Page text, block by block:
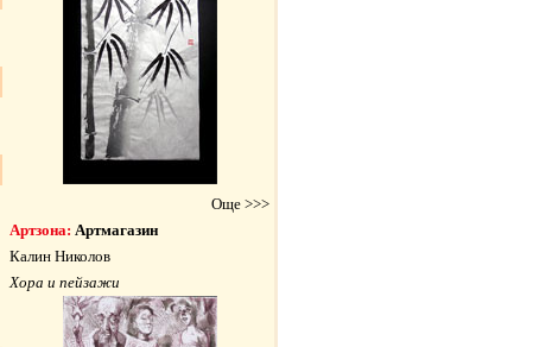
Още >>>
Артзона: Артмагазин
Калин Николов
Хора и пейзажи